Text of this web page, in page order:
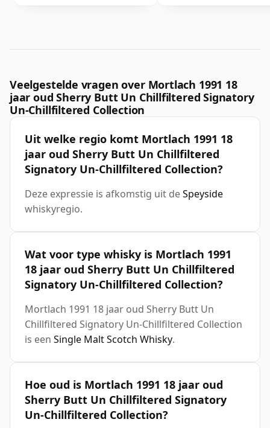
Veelgestelde vragen over Mortlach 1991 18
jaar oud Sherry Butt Un Chillfiltered Signatory
Un-Chillfiltered Collection
Uit welke regio komt Mortlach 1991 18
jaar oud Sherry Butt Un Chillfiltered
Signatory Un-Chillfiltered Collection?
Deze expressie is afkomstig uit deSpeyside
whiskyregio.
Wat voor type whisky is Mortlach 1991
18 jaar oud Sherry Butt Un Chillfiltered
Signatory Un-Chillfiltered Collection?
Mortlach 1991 18 jaar oud Sherry Butt Un
Chillfiltered Signatory Un-Chillfiltered Collection
is een Single Malt Scotch Whisky.
Hoe oud is Mortlach 1991 18 jaar oud
Sherry Butt Un Chillfiltered Signatory
Un-Chillfiltered Collection?